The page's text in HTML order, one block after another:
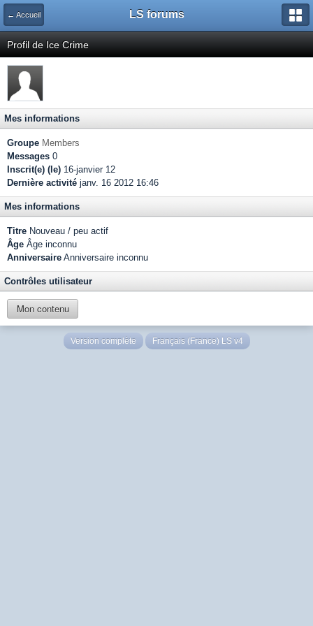
← Accueil LS forums
Profil de Ice Crime
Mes informations
Groupe Members
Messages 0
Inscrit(e) (le) 16-janvier 12
Dernière activité janv. 16 2012 16:46
Mes informations
Titre Nouveau / peu actif
Âge Âge inconnu
Anniversaire Anniversaire inconnu
Contrôles utilisateur
Mon contenu
Version complète Français (France) LS v4